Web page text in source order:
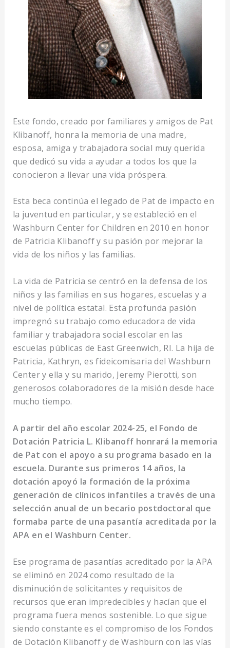
Este fondo, creado por familiares y amigos de Pat
Klibanoff, honra la memoria de una madre,
esposa, amiga y trabajadora social muy querida
que dedicó su vida a ayudar a todos los que la
conocieron a llevar una vida próspera.
Esta beca continúa el legado de Pat de impacto en
la juventud en particular, y se estableció en el
Washburn Center for Children en 2010 en honor
de Patricia Klibanoff y su pasión por mejorar la
vida de los niños y las familias.
La vida de Patricia se centró en la defensa de los
niños y las familias en sus hogares, escuelas y a
nivel de política estatal. Esta profunda pasión
impregnó su trabajo como educadora de vida
familiar y trabajadora social escolar en las
escuelas públicas de East Greenwich, RI. La hija de
Patricia, Kathryn, es fideicomisaria del Washburn
Center y ella y su marido, Jeremy Pierotti, son
generosos colaboradores de la misión desde hace
mucho tiempo.
A partir del año escolar 2024-25, el Fondo de
Dotación Patricia L. Klibanoff honrará la memoria
de Pat con el apoyo a su programa basado en la
escuela. Durante sus primeros 14 años, la
dotación apoyó la formación de la próxima
generación de clínicos infantiles a través de una
selección anual de un becario postdoctoral que
formaba parte de una pasantía acreditada por la
APA en el Washburn Center.
Ese programa de pasantías acreditado por la APA
se eliminó en 2024 como resultado de la
disminución de solicitantes y requisitos de
recursos que eran impredecibles y hacían que el
programa fuera menos sostenible. Lo que sigue
siendo constante es el compromiso de los Fondos
de Dotación Klibanoff y de Washburn con las vías